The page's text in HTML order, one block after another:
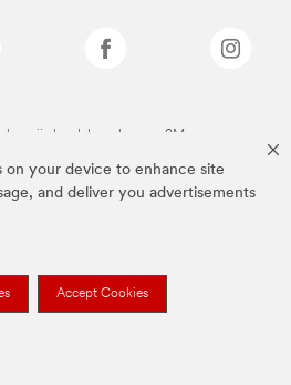
on your device to enhance site
and deliver you advertisements
Accept Cookies
zijn handelsmerken van 3M.we